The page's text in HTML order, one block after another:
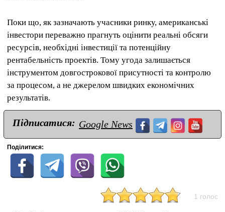
Поки що, як зазначають учасники ринку, американські
інвестори переважно прагнуть оцінити реальні обсяги
ресурсів, необхідні інвестиції та потенційну
рентабельність проектів. Тому угода залишається
інструментом довгострокової присутності та контролю
за процесом, а не джерелом швидких економічних
результатів.
Підписатися: Google News
Поділитися:
1 голос